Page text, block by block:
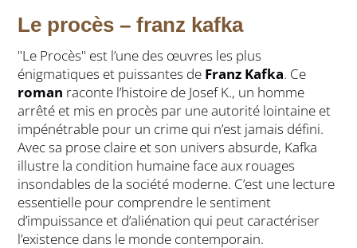
Le procès – franz kafka
"Le Procès" est l’une des œuvres les plus
énigmatiques et puissantes de Franz Kafka. Ce
roman raconte l’histoire de Josef K., un homme
arrêté et mis en procès par une autorité lointaine et
impénétrable pour un crime qui n’est jamais défini.
Avec sa prose claire et son univers absurde, Kafka
illustre la condition humaine face aux rouages
insondables de la société moderne. C’est une lecture
essentielle pour comprendre le sentiment
d’impuissance et d’aliénation qui peut caractériser
l’existence dans le monde contemporain.